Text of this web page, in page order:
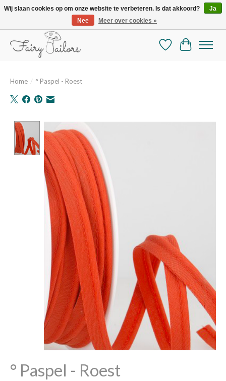
De mooiste online selectie stoffen en mercerie
Verlanglijst
Home / ° Paspel - Roest
° Paspel - Roest
Wij slaan cookies op om onze website te verbeteren. Is dat akkoord?
Ja
Nee
Meer over cookies »